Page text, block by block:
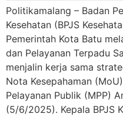
Politikamalang – Badan
Kesehatan (BPJS
Pemerintah Kota Batu
dan Pelayanan Terpadu
menjalin kerja sama
Nota Kesepahaman
Pelayanan Publik (MPP)
(5/6/2025). Kepala BPJS